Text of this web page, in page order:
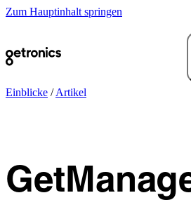
Zum Hauptinhalt springen
Einblicke /Artikel